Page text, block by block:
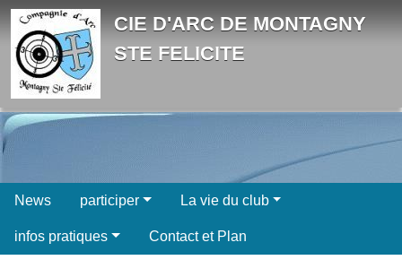
CIE D'ARC DE MONTAGNY
STE FELICITE
News participer La vie du club
infos pratiques Contact et Plan
Panneau de gestion des cookies